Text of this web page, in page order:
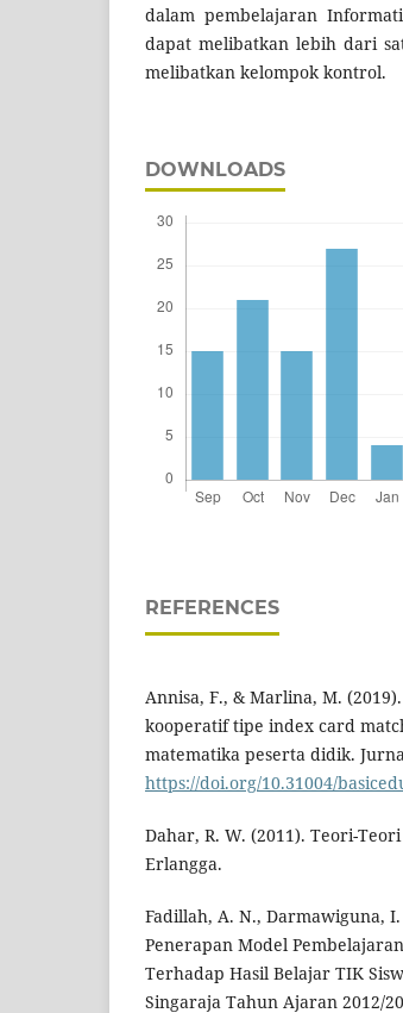
dalam pembelajaran
dapat melibatkan lebih dari
melibatkan kelompok kontrol.
DOWNLOADS
REFERENCES
Annisa, F., & Marlina, M.
kooperatif tipe index card
matematika peserta didik.
https://doi.org/10.31004/
Dahar, R. W. (2011). Teori-
Erlangga.
Fadillah, A. N., Darmawiguna,
Penerapan Model
Terhadap Hasil Belajar TIK
Singaraja Tahun Ajaran 2012/